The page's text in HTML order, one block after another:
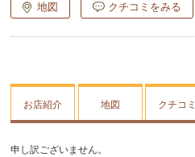
地図 クチコミをみる
お店紹介 地図 クチコミ
申し訳ございません。